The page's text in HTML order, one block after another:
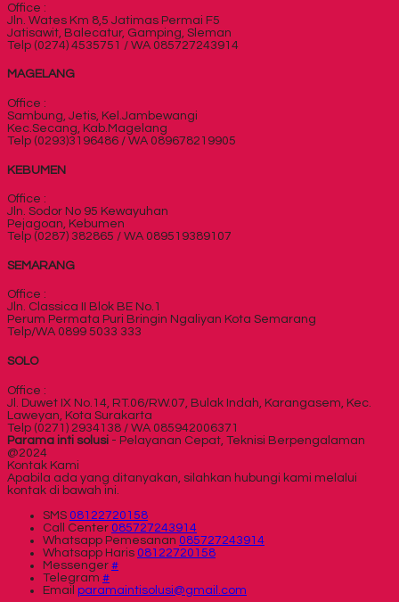
Office :
Jln. Wates Km 8,5 Jatimas Permai F5
Jatisawit, Balecatur, Gamping, Sleman
Telp (0274) 4535751 / WA 085727243914
MAGELANG
Office :
Sambung, Jetis, Kel.Jambewangi
Kec.Secang, Kab.Magelang
Telp (0293)3196486 / WA 089678219905
KEBUMEN
Office :
Jln. Sodor No 95 Kewayuhan
Pejagoan, Kebumen
Telp (0287) 382865 / WA 089519389107
SEMARANG
Office :
Jln. Classica II Blok BE No.1
Perum Permata Puri Bringin Ngaliyan Kota Semarang
Telp/WA 0899 5033 333
SOLO
Office :
Jl. Duwet IX No.14, RT.06/RW.07, Bulak Indah, Karangasem, Kec.
Laweyan, Kota Surakarta
Telp (0271) 2934138 / WA 085942006371
Parama inti solusi - Pelayanan Cepat, Teknisi Berpengalaman
@2024
Kontak Kami
Apabila ada yang ditanyakan, silahkan hubungi kami melalui
kontak di bawah ini.
SMS 08122720158
Call Center 085727243914
Whatsapp Pemesanan 085727243914
Whatsapp Haris 08122720158
Messenger #
Telegram #
Email paramaintisolusi@gmail.com